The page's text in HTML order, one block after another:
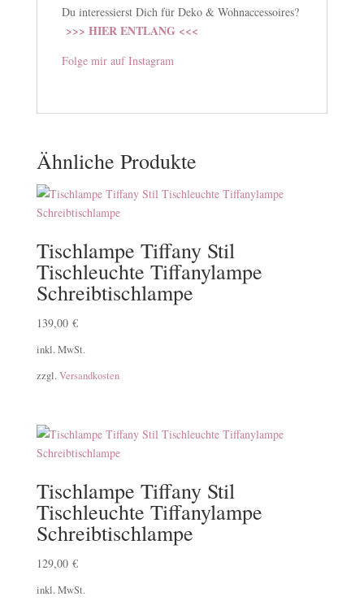
Du interessierst Dich für Deko & Wohnaccessoires?
>>> HIER ENTLANG <<<
Folge mir auf Instagram
Ähnliche Produkte
Tischlampe Tiffany Stil
Tischleuchte Tiffanylampe
Schreibtischlampe
139,00 €
inkl. MwSt.
zzgl. Versandkosten
Tischlampe Tiffany Stil
Tischleuchte Tiffanylampe
Schreibtischlampe
129,00 €
inkl. MwSt.